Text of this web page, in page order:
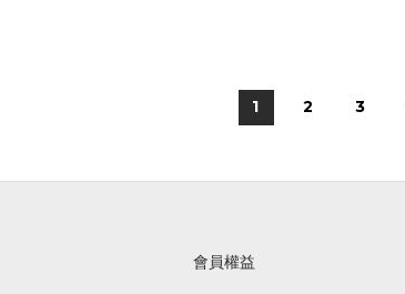
1 2 3
會員權益